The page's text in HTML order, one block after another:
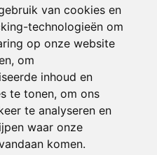
van cookies en
technologieën om
op onze website
om
inhoud en
te tonen, om ons
te analyseren en
waar onze
komen.